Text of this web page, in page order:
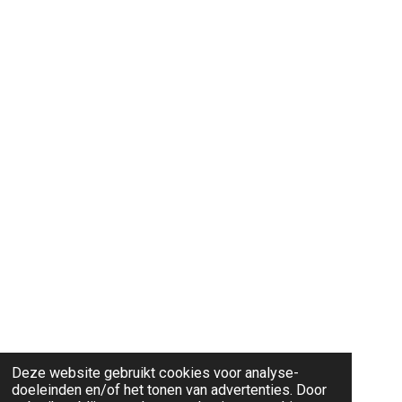
Deze website gebruikt cookies voor analyse-
doeleinden en/of het tonen van advertenties. Door